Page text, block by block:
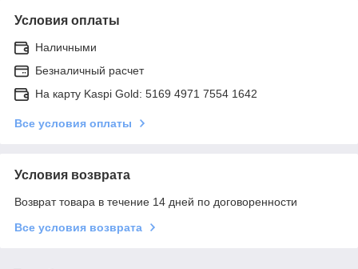
Условия оплаты
Наличными
Безналичный расчет
На карту Kaspi Gold: 5169 4971 7554 1642
Все условия оплаты
Условия возврата
Возврат товара в течение 14 дней по договоренности
Все условия возврата